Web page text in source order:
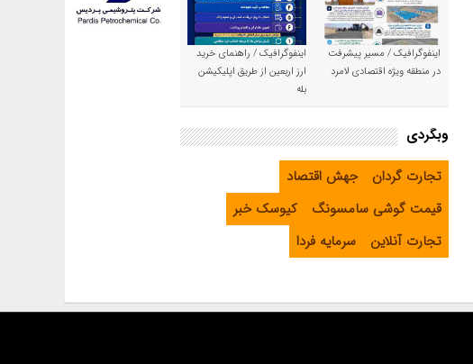
اینفوگرافیک / مسیر پیشرفت
در منطقه ویژه اقتصادی لامرد
اینفوگرافیک / راهنمای خرید
ارز اربعین از طریق اپلیکیشن
بله
وبگردی
تجارت گردان
جهش اقتصاد
قیمت گوشی سامسونگ
کیوسک خبر
تجارت آنلاین
سرمایه فردا